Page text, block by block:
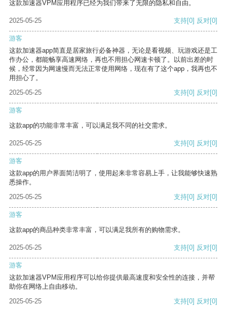
这款加速器VPM应用程序已经为我们带来了无限的隐私和自由。
2025-05-25 支持[0] 反对[0]
游客
这款加速器app简直是居家旅行必备神器，无论是看视频、玩游戏还是工
作办公，都能畅享高速网络，再也不用担心网速卡顿了。以前出差的时
候，经常因为网速慢而无法正常使用网络，现在有了这个app，我再也不
用担心了。
2025-05-25
支持[0] 反对[0]
游客
这款app的功能非常丰富，可以满足我不同的社交需求。
2025-05-25 支持[0] 反对[0]
游客
这款app的用户界面简洁明了，使用起来非常容易上手，让我能够快速熟
悉操作。
2025-05-25
支持[0] 反对[0]
游客
这款app的商品种类非常丰富，可以满足我所有的购物需求。
2025-05-25 支持[0] 反对[0]
游客
这款加速器VPM应用程序可以给你提供最高速度和安全性的连接，并帮
助你在网络上自由移动。
2025-05-25
支持[0] 反对[0]